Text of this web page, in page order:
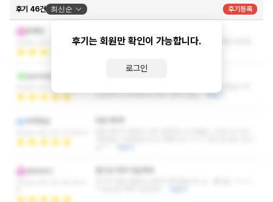
후기 46건 최신순 후기등록
후기는 회원만 확인이 가능합니다.
로그인
2026-06-27 15:55:47
너무 순수하게 이쁘시고 관리도 정말 잘해주시네요 응대친
2026-06-25 19:57:47
친절하시고 무엇보다 너무 이쁘시네요
더보기